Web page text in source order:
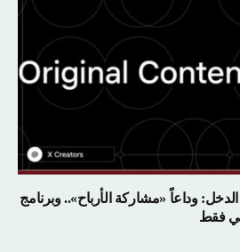
وداعاً «مشاركة الأرباح».. وبرنامج
فقط